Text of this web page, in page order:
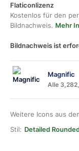
Flaticonlizenz
Kostenlos für den
Bildnachweis. Mehr
Bildnachweis ist
Magnific
Alle
Weitere Icons aus
Stil: Detailed